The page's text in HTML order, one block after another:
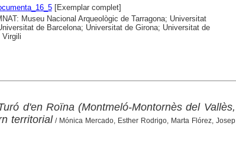
[Exemplar complet]
Museu Nacional Arqueològic de Tarragona; Universitat
de Barcelona; Universitat de Girona; Universitat de
Virgili
d'en Roïna (Montmeló-Montornès del Vallès,
territorial/ Mónica Mercado, Esther Rodrigo, Marta Flórez, Josep